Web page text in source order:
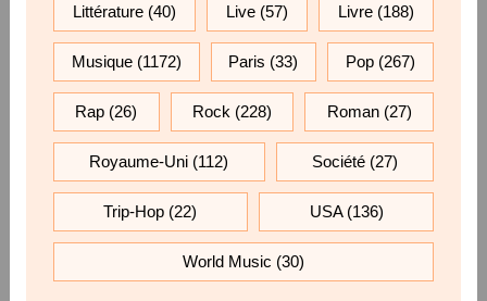
Littérature(40) Live (57) Livre (188)
Musique(1172) Paris (33) Pop (267)
Rap (26) Rock (228) Roman(27)
Royaume-Uni (112) Société(27)
Trip-Hop (22) USA(136)
World Music (30)